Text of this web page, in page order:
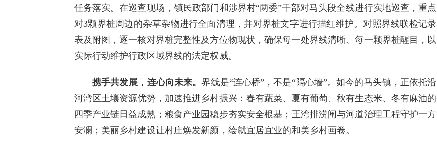
任务落实。在巡查现场，镇民政部门和涉界村“两委”干部对马头段全线进行实地巡查，重点
对3颗界桩周边的杂草杂物进行全面清理，并对界桩文字进行描红维护。对照界线联检记录
表及附图，逐一核对界桩完整性及方位物现状，确保每一处界线清晰、每一颗界桩醒目，以
实际行动维护行政区域界线的法定权威。
携手共发展， 连心向未来。界线是“连心桥”，不是“隔心墙”。如今的马头镇，正依托沿
河湾区土壤资源优势，加速推进乡村振兴：春有蔬菜、夏有葡萄、秋有生态米、冬有麻油的
四季产业链日益成熟；粮食产业园稳步夯实安全根基；王湾排涝闸与河道治理工程守护一方
安澜；美丽乡村建设让村庄焕发新颜，绘就宜居宜业的和美乡村画卷。